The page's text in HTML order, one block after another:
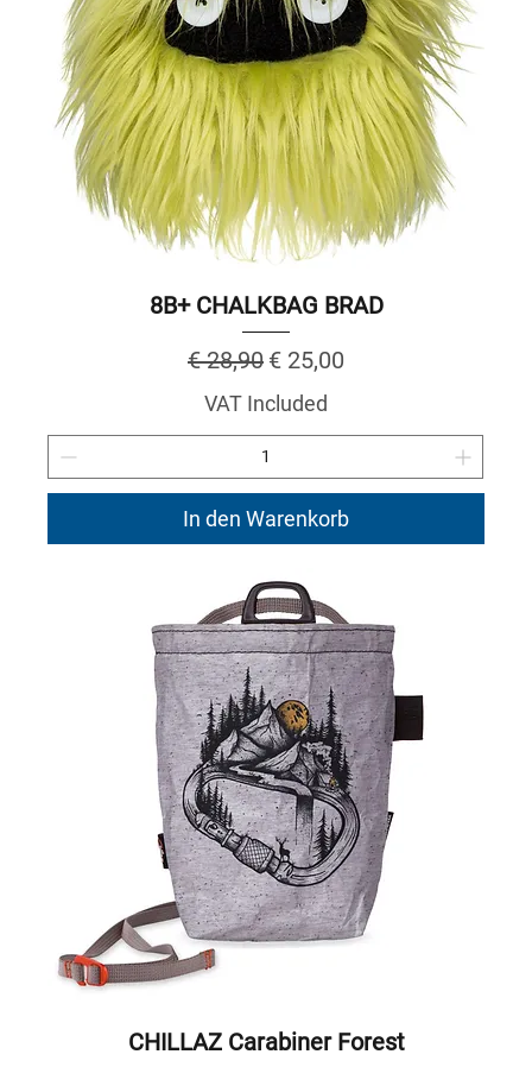
8B+ CHALKBAG BRAD
Regular Price
€ 28,90 Sale Price
€ 25,00
VAT Included
In den Warenkorb
CHILLAZ Carabiner Forest